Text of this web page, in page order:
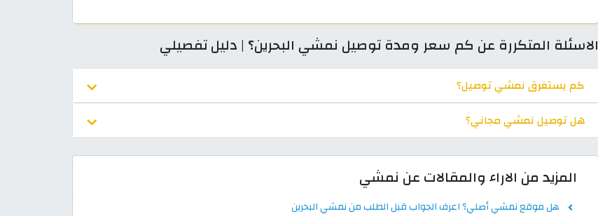
الاسئلة المتكررة عن كم سعر ومدة توصيل نمشي البحرين؟ | دليل تفصيلي
كم يستغرق نمشي توصيل؟
هل توصيل نمشي مجاني؟
المزيد من الاراء والمقالات عن نمشي
هل موقع نمشي أصلي؟ اعرف الجواب قبل الطلب من نمشي البحرين